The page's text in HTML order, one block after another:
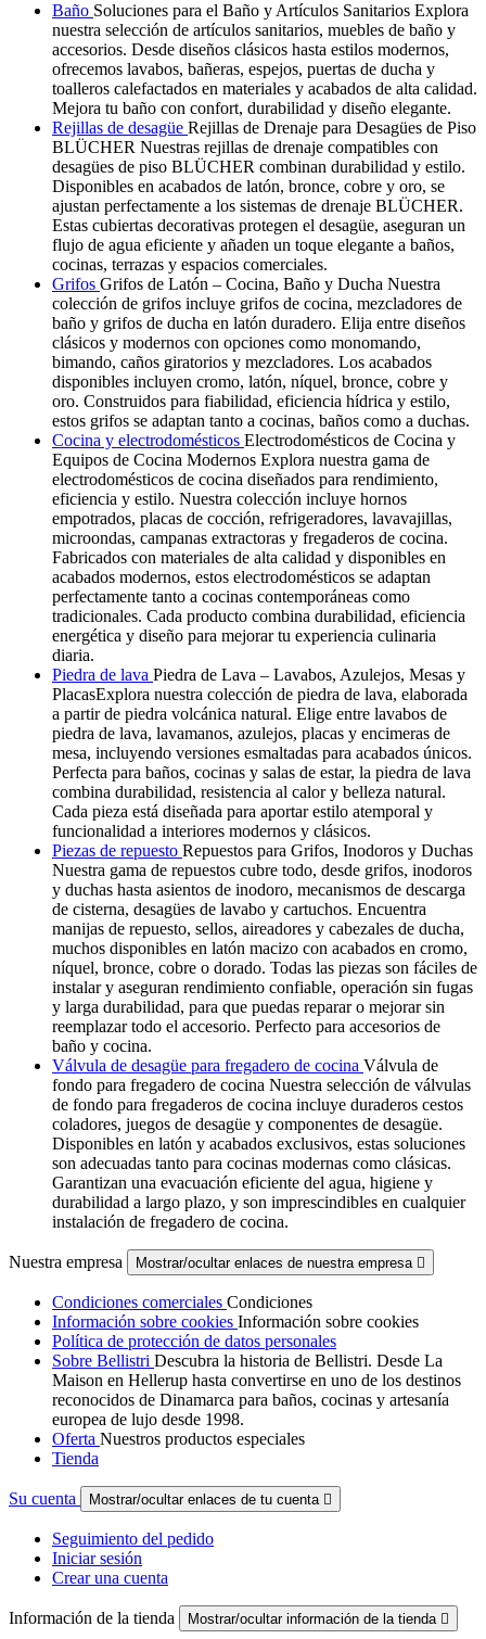
Baño Soluciones para el Baño y Artículos Sanitarios Explora
nuestra selección de artículos sanitarios, muebles de baño y
accesorios. Desde diseños clásicos hasta estilos modernos,
ofrecemos lavabos, bañeras, espejos, puertas de ducha y
toalleros calefactados en materiales y acabados de alta calidad.
Mejora tu baño con confort, durabilidad y diseño elegante.
Rejillas de desagüe Rejillas de Drenaje para Desagües de Piso
BLÜCHER Nuestras rejillas de drenaje compatibles con
desagües de piso BLÜCHER combinan durabilidad y estilo.
Disponibles en acabados de latón, bronce, cobre y oro, se
ajustan perfectamente a los sistemas de drenaje BLÜCHER.
Estas cubiertas decorativas protegen el desagüe, aseguran un
flujo de agua eficiente y añaden un toque elegante a baños,
cocinas, terrazas y espacios comerciales.
Grifos Grifos de Latón – Cocina, Baño y Ducha Nuestra
colección de grifos incluye grifos de cocina, mezcladores de
baño y grifos de ducha en latón duradero. Elija entre diseños
clásicos y modernos con opciones como monomando,
bimando, caños giratorios y mezcladores. Los acabados
disponibles incluyen cromo, latón, níquel, bronce, cobre y
oro. Construidos para fiabilidad, eficiencia hídrica y estilo,
estos grifos se adaptan tanto a cocinas, baños como a duchas.
Cocina y electrodomésticos Electrodomésticos de Cocina y
Equipos de Cocina Modernos Explora nuestra gama de
electrodomésticos de cocina diseñados para rendimiento,
eficiencia y estilo. Nuestra colección incluye hornos
empotrados, placas de cocción, refrigeradores, lavavajillas,
microondas, campanas extractoras y fregaderos de cocina.
Fabricados con materiales de alta calidad y disponibles en
acabados modernos, estos electrodomésticos se adaptan
perfectamente tanto a cocinas contemporáneas como
tradicionales. Cada producto combina durabilidad, eficiencia
energética y diseño para mejorar tu experiencia culinaria
diaria.
Piedra de lava Piedra de Lava – Lavabos, Azulejos, Mesas y
PlacasExplora nuestra colección de piedra de lava, elaborada
a partir de piedra volcánica natural. Elige entre lavabos de
piedra de lava, lavamanos, azulejos, placas y encimeras de
mesa, incluyendo versiones esmaltadas para acabados únicos.
Perfecta para baños, cocinas y salas de estar, la piedra de lava
combina durabilidad, resistencia al calor y belleza natural.
Cada pieza está diseñada para aportar estilo atemporal y
funcionalidad a interiores modernos y clásicos.
Piezas de repuesto Repuestos para Grifos, Inodoros y Duchas
Nuestra gama de repuestos cubre todo, desde grifos, inodoros
y duchas hasta asientos de inodoro, mecanismos de descarga
de cisterna, desagües de lavabo y cartuchos. Encuentra
manijas de repuesto, sellos, aireadores y cabezales de ducha,
muchos disponibles en latón macizo con acabados en cromo,
níquel, bronce, cobre o dorado. Todas las piezas son fáciles de
instalar y aseguran rendimiento confiable, operación sin fugas
y larga durabilidad, para que puedas reparar o mejorar sin
reemplazar todo el accesorio. Perfecto para accesorios de
baño y cocina.
Válvula de desagüe para fregadero de cocina Válvula de
fondo para fregadero de cocina Nuestra selección de válvulas
de fondo para fregaderos de cocina incluye duraderos cestos
coladores, juegos de desagüe y componentes de desagüe.
Disponibles en latón y acabados exclusivos, estas soluciones
son adecuadas tanto para cocinas modernas como clásicas.
Garantizan una evacuación eficiente del agua, higiene y
durabilidad a largo plazo, y son imprescindibles en cualquier
instalación de fregadero de cocina.
Nuestra empresa Mostrar/ocultar enlaces de nuestra empresa 
Condiciones comerciales Condiciones
Información sobre cookies Información sobre cookies
Política de protección de datos personales
Sobre Bellistri Descubra la historia de Bellistri. Desde La
Maison en Hellerup hasta convertirse en uno de los destinos
reconocidos de Dinamarca para baños, cocinas y artesanía
europea de lujo desde 1998.
Oferta Nuestros productos especiales
Tienda
Su cuenta Mostrar/ocultar enlaces de tu cuenta 
Seguimiento del pedido
Iniciar sesión
Crear una cuenta
Información de la tienda Mostrar/ocultar información de la tienda 